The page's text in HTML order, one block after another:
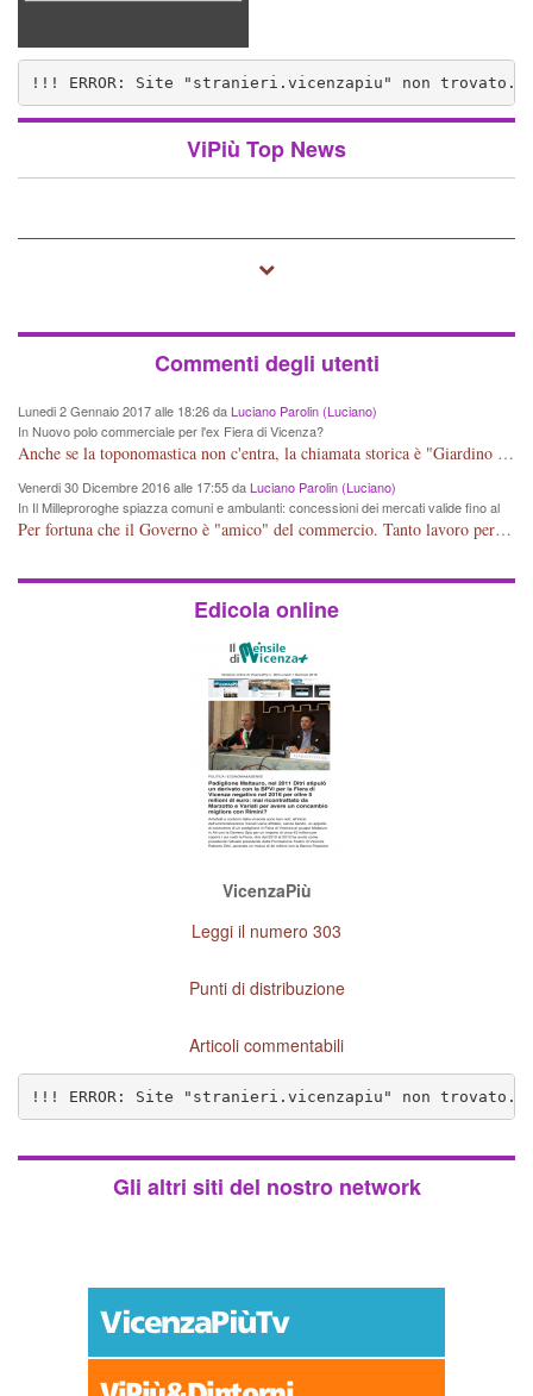
!!! ERROR: Site "stranieri.vicenzapiu" non trovato..
ViPiù Top News
Commenti degli utenti
Lunedi 2 Gennaio 2017 alle 18:26 daLuciano Parolin (Luciano)
In Nuovo polo commerciale per l'ex Fiera di Vicenza?
Anche se la toponomastica non c'entra, la chiamata storica è "Giardino Salvi". Dal 1907 circa Proprietà Comunale e pertanto a mio giudizio "storico" il nome potrebbe essere cambiato in Giardino Comunale Goffredo Parise. Se poi vogliono farne un IPER mercato di cineserie varie (come se non ce ne fossero a sufficienza) vuol dire che: Mala Tempora Currunt. E' solo questione di schei? Amen.
Venerdi 30 Dicembre 2016 alle 17:55 daLuciano Parolin (Luciano)
In Il Milleproroghe spiazza comuni e ambulanti: concessioni dei mercati valide fino al
2020
Per fortuna che il Governo è "amico" del commercio. Tanto lavoro per nessun cambiamento. Tutto fermo sino al 2020. E' incomprensibile dice il Dirigente, figurarsi se il cittadino normale che legge e chiede di essere informato, può capire qualcosa. E' certo che, almeno per Vicenza, alcune situazioni contingenti devono essere riviste, vedi mercato di Viale Roma e altro, prima che la città UNESCO che si sta trasformando in città storico-artistico-turistica, diventi una casba tunisina! Capisco le esigenze delle imprese, ma a decidere dovrebbe essere la Città che ha eletto i suoi rappresentanti, invece ROMA, tra un rinvio ed un altro, arriva al 2020 senza aver cambiato Niente. Mala tempora currunt.
Edicola online
VicenzaPiù
Leggi il numero 303
Punti di distribuzione
Articoli commentabili
!!! ERROR: Site "stranieri.vicenzapiu" non trovato.
Gli altri siti del nostro network